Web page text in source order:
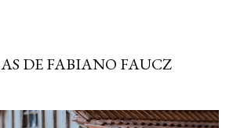
DE FABIANO FAUCZ